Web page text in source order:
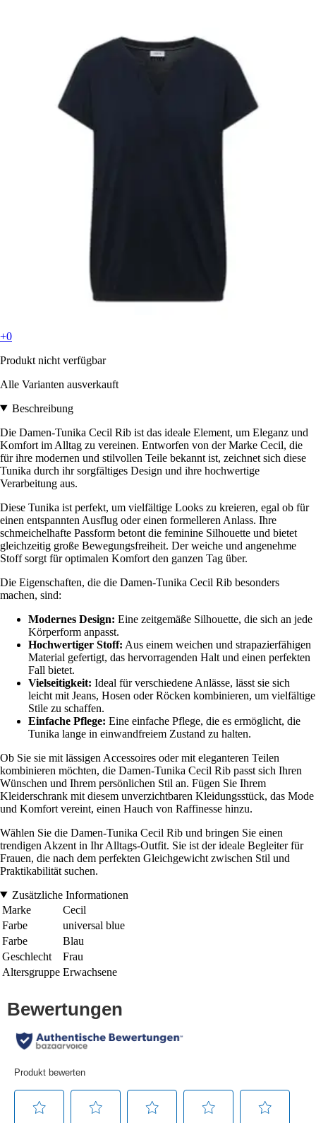
+0
Produkt nicht verfügbar
Alle Varianten ausverkauft
Beschreibung
Die Damen-Tunika Cecil Rib ist das ideale Element, um Eleganz und
Komfort im Alltag zu vereinen. Entworfen von der Marke Cecil, die
für ihre modernen und stilvollen Teile bekannt ist, zeichnet sich diese
Tunika durch ihr sorgfältiges Design und ihre hochwertige
Verarbeitung aus.
Diese Tunika ist perfekt, um vielfältige Looks zu kreieren, egal ob für
einen entspannten Ausflug oder einen formelleren Anlass. Ihre
schmeichelhafte Passform betont die feminine Silhouette und bietet
gleichzeitig große Bewegungsfreiheit. Der weiche und angenehme
Stoff sorgt für optimalen Komfort den ganzen Tag über.
Die Eigenschaften, die die Damen-Tunika Cecil Rib besonders
machen, sind:
Modernes Design: Eine zeitgemäße Silhouette, die sich an jede
Körperform anpasst.
Hochwertiger Stoff: Aus einem weichen und strapazierfähigen
Material gefertigt, das hervorragenden Halt und einen perfekten
Fall bietet.
Vielseitigkeit: Ideal für verschiedene Anlässe, lässt sie sich
leicht mit Jeans, Hosen oder Röcken kombinieren, um vielfältige
Stile zu schaffen.
Einfache Pflege: Eine einfache Pflege, die es ermöglicht, die
Tunika lange in einwandfreiem Zustand zu halten.
Ob Sie sie mit lässigen Accessoires oder mit eleganteren Teilen
kombinieren möchten, die Damen-Tunika Cecil Rib passt sich Ihren
Wünschen und Ihrem persönlichen Stil an. Fügen Sie Ihrem
Kleiderschrank mit diesem unverzichtbaren Kleidungsstück, das Mode
und Komfort vereint, einen Hauch von Raffinesse hinzu.
Wählen Sie die Damen-Tunika Cecil Rib und bringen Sie einen
trendigen Akzent in Ihr Alltags-Outfit. Sie ist der ideale Begleiter für
Frauen, die nach dem perfekten Gleichgewicht zwischen Stil und
Praktikabilität suchen.
Zusätzliche Informationen
Marke
Cecil
Farbe
universal blue
Farbe
Blau
Geschlecht
Frau
Altersgruppe Erwachsene